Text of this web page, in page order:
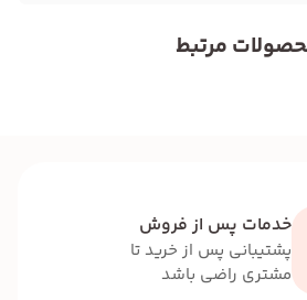
مرتبط
خدمات پس از فروش
پشتیبانی پس از خرید تا
مشتری راضی باشد